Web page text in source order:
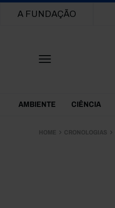
Main navigation
A FUNDAÇÃO
Themes Menu
AMBIENTE CIÊNCIA
HOME CRONOLOGIAS